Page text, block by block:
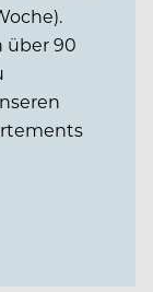
über 90